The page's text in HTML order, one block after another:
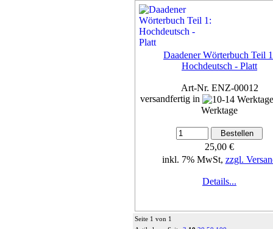
Daadener Wörterbuch Teil
Hochdeutsch - Platt
Art-Nr. ENZ-00012
versandfertig in
Werktage
25,00 €
inkl. 7% MwSt, zzgl.
Details...
Seite 1 von 1